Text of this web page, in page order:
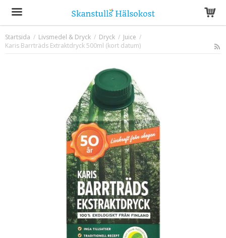
Produkten har blivit tillagd i varukorgen
Startsida / Livsmedel & Dryck / Dryck / Juice /
Karis Barrträds Extraktdryck 500ml (kort datum)